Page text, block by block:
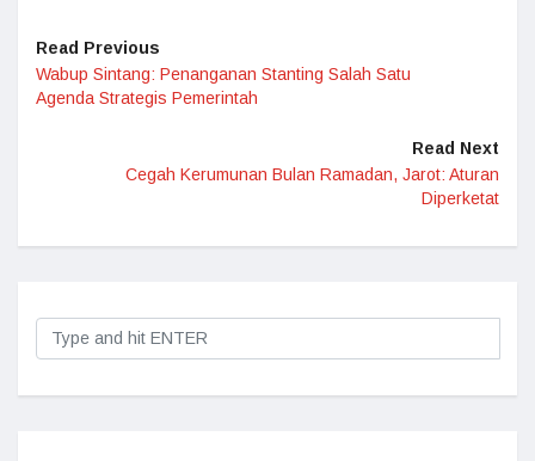
Read Previous
Wabup Sintang: Penanganan Stanting Salah Satu
Agenda Strategis Pemerintah
Read Next
Cegah Kerumunan Bulan Ramadan, Jarot: Aturan
Diperketat